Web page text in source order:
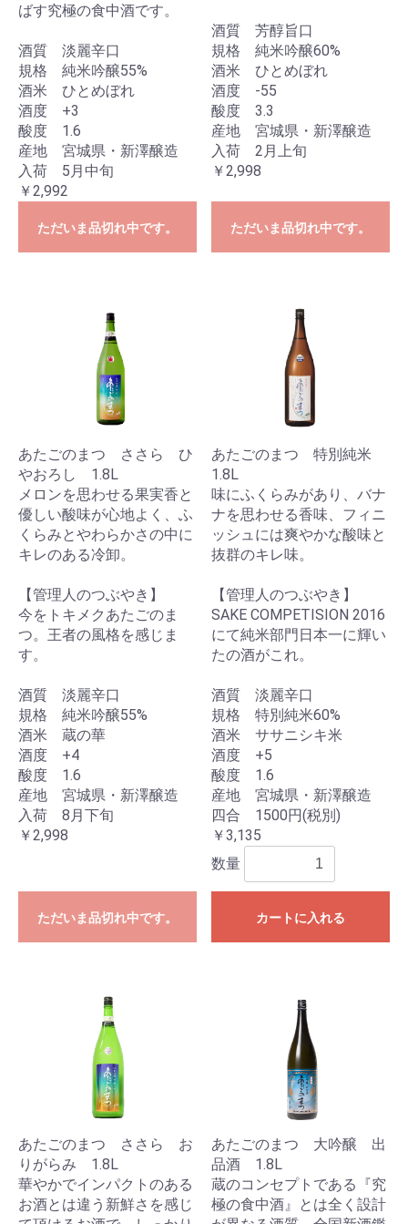
ばす究極の食中酒です。
酒質 淡麗辛口
規格 純米吟醸55%
酒米 ひとめぼれ
酒度 +3
酸度 1.6
産地 宮城県・新澤醸造
入荷 5月中旬
￥2,992
ただいま品切れ中です。
酒質 芳醇旨口
規格 純米吟醸60%
酒米 ひとめぼれ
酒度 -55
酸度 3.3
産地 宮城県・新澤醸造
入荷 2月上旬
￥2,998
ただいま品切れ中です。
あたごのまつ ささら ひ
やおろし 1.8L
メロンを思わせる果実香と
優しい酸味が心地よく、ふ
くらみとやわらかさの中に
キレのある冷卸。
【管理人のつぶやき】
今をトキメクあたごのま
つ。王者の風格を感じま
す。
酒質 淡麗辛口
規格 純米吟醸55%
酒米 蔵の華
酒度 +4
酸度 1.6
産地 宮城県・新澤醸造
入荷 8月下旬
￥2,998
ただいま品切れ中です。
あたごのまつ 特別純米
1.8L
味にふくらみがあり、バナ
ナを思わせる香味、フィニ
ッシュには爽やかな酸味と
抜群のキレ味。
【管理人のつぶやき】
SAKE COMPETISION 2016
にて純米部門日本一に輝い
たの酒がこれ。
酒質 淡麗辛口
規格 特別純米60%
酒米 ササニシキ米
酒度 +5
酸度 1.6
産地 宮城県・新澤醸造
四合 1500円(税別)
￥3,135
数量
カートに入れる
あたごのまつ ささら お
りがらみ 1.8L
華やかでインパクトのある
お酒とは違う新鮮さを感じ
あたごのまつ 大吟醸 出
品酒 1.8L
蔵のコンセプトである『究
極の食中酒』とは全く設計